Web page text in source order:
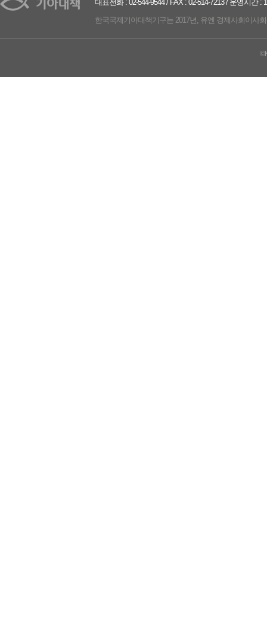
대표전화 : 02-544-9544 / FAX : 02-514-7213 / 운영시간 :
한국국제기아대책기구는 2017년, 유엔 경제사회이사